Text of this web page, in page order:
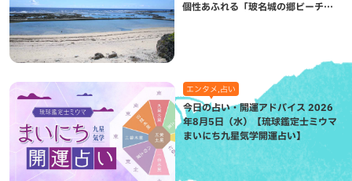
個性あふれる「玻名城の郷ビーチ」
エンタメ,占い
今日の占い・開運アドバイス 2026
年8月5日（水）【琉球鑑定士ミウマ
まいにち九星気学開運占い】